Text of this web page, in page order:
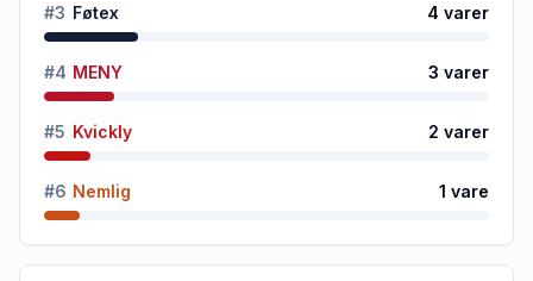
#3 Føtex 4 varer
#4 MENY 3 varer
#5 Kvickly 2 varer
#6 Nemlig 1 vare